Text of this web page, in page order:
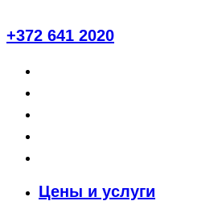
+372 641 2020
Цены и услуги